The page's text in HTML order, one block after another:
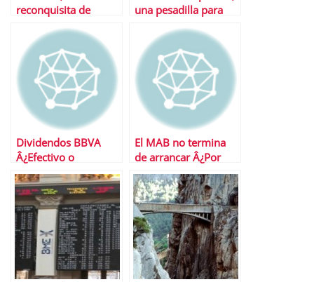
reconquisita de
una pesadilla para
Dividendos BBVA
Â¿Efectivo o
Acciones?
El MAB no termina
de arrancar Â¿Por
quÃ©?